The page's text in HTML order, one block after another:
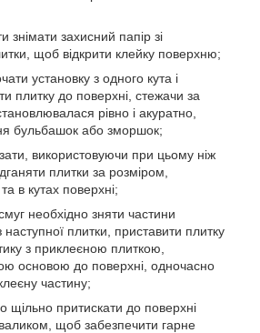
знімати захисний папір зі
щоб відкрити клейку поверхню;
установку з одного кута і
плитку до поверхні, стежачи за
рівно і акуратно,
бульбашок або зморшок;
використовуючи при цьому ніж
плитки за розміром,
в кутах поверхні;
необхідно зняти частини
плитки, приставити плитку
з приклеєною плиткою,
основою до поверхні, одночасно
частину;
щільно притискати до поверхні
щоб забезпечити гарне